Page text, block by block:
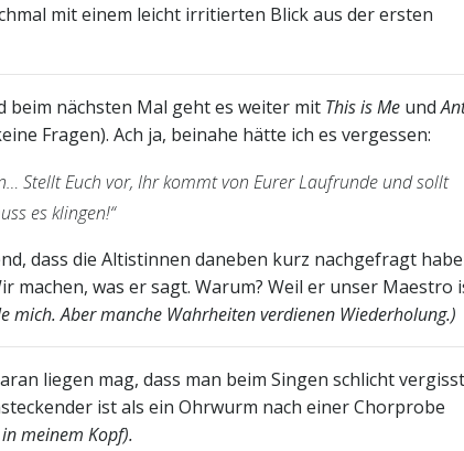
mit einem leicht irritierten Blick aus der ersten
beim nächsten Mal geht es weiter mit This is Me und
Fragen). Ach ja, beinahe hätte ich es vergessen:
Stellt Euch vor, Ihr kommt von Eurer Laufrunde und sollt
es klingen!“
dass die Altistinnen daneben kurz nachgefragt
machen, was er sagt. Warum? Weil er unser Maestro
mich. Aber manche Wahrheiten verdienen Wiederholung.)
liegen mag, dass man beim Singen schlicht
ist als ein Ohrwurm nach einer Chorprobe
meinem Kopf).